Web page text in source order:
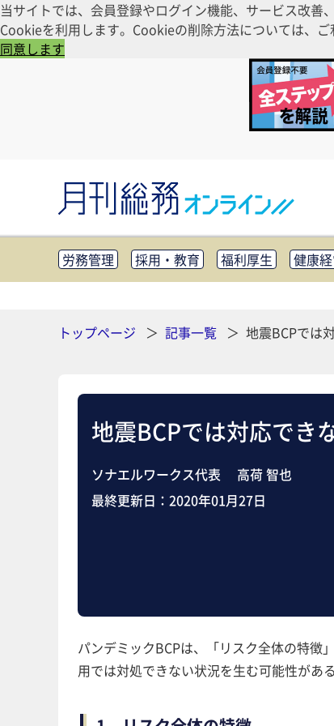
当サイトでは、会員登録やログイン機能、サービス改
Cookieを利用します。Cookieの削除方法については、
同意します
労務管理 採用・教育 福利厚生 健康
知財管理
リスクマネジメント・BCP 社
助
トップページ
記事一覧 地震BCPでは
地震BCPでは対応で
ソナエルワークス代表 高荷 智也
最終更新日： 2020年01月27日
パンデミックBCPは、「リスク全体の特徴
用では対処できない状況を生む可能性がある